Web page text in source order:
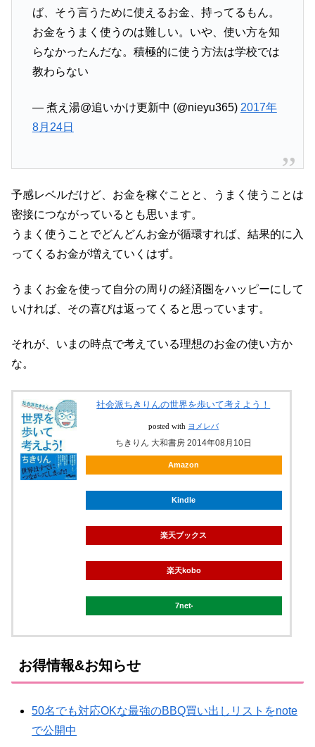
ば、そう言うために使えるお金、持ってるもん。
お金をうまく使うのは難しい。いや、使い方を知
らなかったんだな。積極的に使う方法は学校では
教わらない
— 煮え湯@追いかけ更新中 (@nieyu365) 2017年
8月24日
予感レベルだけど、お金を稼ぐことと、うまく使うことは
密接につながっているとも思います。
うまく使うことでどんどんお金が循環すれば、結果的に入
ってくるお金が増えていくはず。
うまくお金を使って自分の周りの経済圏をハッピーにして
いければ、その喜びは返ってくると思っています。
それが、いまの時点で考えている理想のお金の使い方か
な。
社会派ちきりんの世界を歩いて考えよう！
posted with ヨメレバ
ちきりん 大和書房 2014年08月10日
Amazon
Kindle
楽天ブックス
楽天kobo
7net
お得情報&お知らせ
50名でも対応OKな最強のBBQ買い出しリストをnote
で公開中